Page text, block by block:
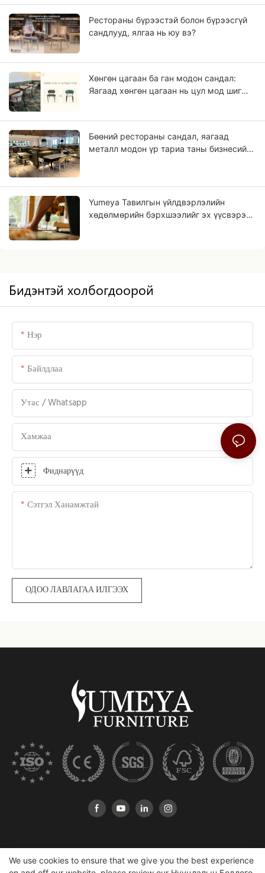
Рестораны бүрээстэй болон бүрээсгүй
сандлууд, ялгаа нь юу вэ?
Хөнгөн цагаан ба ган модон сандал:
Яагаад хөнгөн цагаан нь цул мод шиг
Бөөний рестораны сандал, яагаад
металл модон үр тариа таны бизнесийн
Yumeya Тавилгын үйлдвэрлэлийн
хөдөлмөрийн бэрхшээлийг эх үүсвэрээс
Бидэнтэй холбогдоорой
Нэр
Байлдлаа
Утас / Whatsapp
Хамжаа
Фиднарүүд
Сэтгэл Ханамжтай
ОДОО ЛАВЛАГАА ИЛГЭЭХ
We use cookies to ensure that we give you the best experience